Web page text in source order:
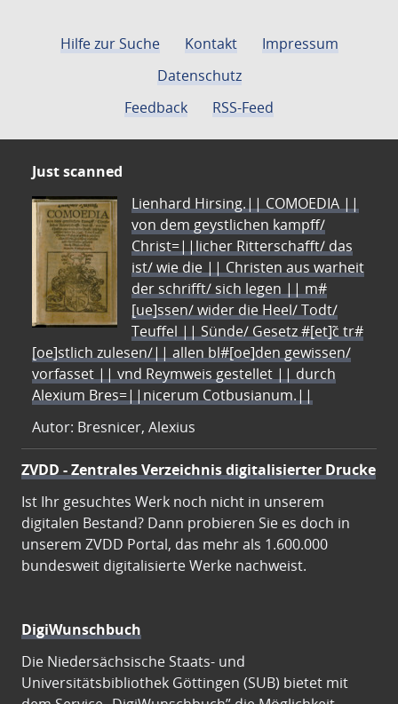
Hilfe zur Suche Kontakt
Impressum
Datenschutz
Feedback
RSS-Feed
Just scanned
Lienhard Hirsing.|| COMOEDIA ||
von dem geystlichen kampff/
Christ=||licher Ritterschafft/ das
ist/ wie die || Christen aus warheit
der schrifft/ sich legen || m#
[ue]ssen/ wider die Heel/ Todt/
Teuffel || Sünde/ Gesetz #[et]c̃ tr#
[oe]stlich zulesen/|| allen bl#[oe]den gewissen/
vorfasset || vnd Reymweis gestellet || durch
Alexium Bres=||nicerum Cotbusianum.||
Autor: Bresnicer, Alexius
ZVDD - Zentrales Verzeichnis digitalisierter Drucke
Ist Ihr gesuchtes Werk noch nicht in unserem
digitalen Bestand? Dann probieren Sie es doch in
unserem ZVDD Portal, das mehr als 1.600.000
bundesweit digitalisierte Werke nachweist.
DigiWunschbuch
Die Niedersächsische Staats- und
Universitätsbibliothek Göttingen (SUB) bietet mit